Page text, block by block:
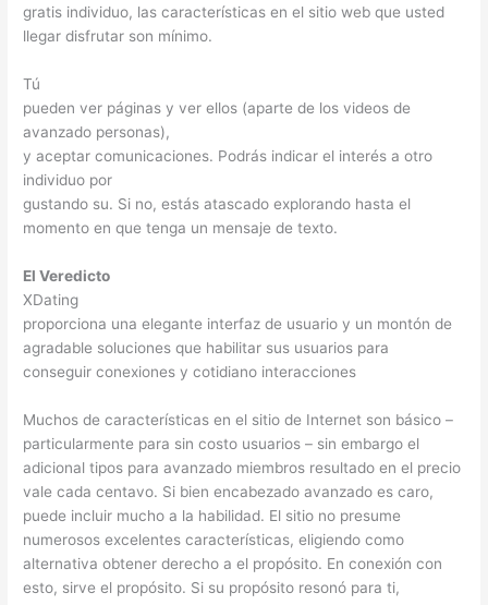
gratis individuo, las características en el sitio web que usted
llegar disfrutar son mínimo.
Tú
pueden ver páginas y ver ellos (aparte de los videos de
avanzado personas),
y aceptar comunicaciones. Podrás indicar el interés a otro
individuo por
gustando su. Si no, estás atascado explorando hasta el
momento en que tenga un mensaje de texto.
El Veredicto
XDating
proporciona una elegante interfaz de usuario y un montón de
agradable soluciones que habilitar sus usuarios para
conseguir conexiones y cotidiano interacciones
Muchos de características en el sitio de Internet son básico –
particularmente para sin costo usuarios – sin embargo el
adicional tipos para avanzado miembros resultado en el precio
vale cada centavo. Si bien encabezado avanzado es caro,
puede incluir mucho a la habilidad. El sitio no presume
numerosos excelentes características, eligiendo como
alternativa obtener derecho a el propósito. En conexión con
esto, sirve el propósito. Si su propósito resonó para ti,